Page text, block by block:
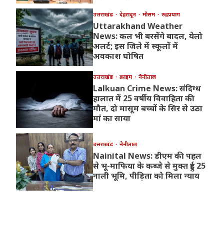
उत्तराखंड देहरादून मौसम रुद्रप्रयाग
Uttarakhand Weather
News: कल भी बरसेंगे बादल, येलो
अलर्ट; इस जिले में स्कूलों में
अवकाश घोषित
उत्तराखंड क्राइम नैनीताल
Lalkuan Crime News: संदिग्ध
हालात में 25 वर्षीय विवाहिता की
मौत, दो मासूम बच्चों के सिर से उठा
मां का साया
उत्तराखंड नैनीताल
Nainital News: डीएम की पहल
से भू-माफिया के कब्जे से मुक्त हुई 25
नाली भूमि, पीड़िता को मिला न्याय